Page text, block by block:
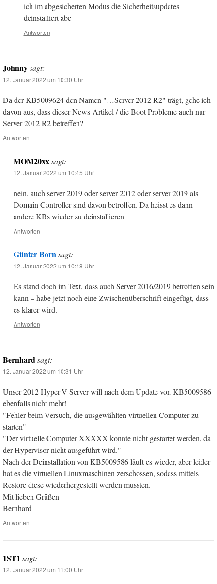
ich im abgesicherten Modus die Sicherheitsupdates
deinstalliert abe
Antworten
Johnnysagt:
12. Januar 2022 um 10:30 Uhr
Da der KB5009624 den Namen "…Server 2012 R2" trägt, gehe ich
davon aus, dass dieser News-Artikel / die Boot Probleme auch nur
Server 2012 R2 betreffen?
Antworten
MOM20xx sagt:
12. Januar 2022 um 10:45 Uhr
nein. auch server 2019 oder server 2012 oder server 2019 als
Domain Controller sind davon betroffen. Da heisst es dann
andere KBs wieder zu deinstallieren
Antworten
Günter Born sagt:
12. Januar 2022 um 10:48 Uhr
Es stand doch im Text, dass auch Server 2016/2019 betroffen sein
kann – habe jetzt noch eine Zwischenüberschrift eingefügt, dass
es klarer wird.
Antworten
Bernhardsagt:
12. Januar 2022 um 10:31 Uhr
Unser 2012 Hyper-V Server will nach dem Update von KB5009586
ebenfalls nicht mehr!
"Fehler beim Versuch, die ausgewählten virtuellen Computer zu
starten"
"Der virtuelle Computer XXXXX konnte nicht gestartet werden, da
der Hypervisor nicht ausgeführt wird."
Nach der Deinstallation von KB5009586 läuft es wieder, aber leider
hat es die virtuellen Linuxmaschinen zerschossen, sodass mittels
Restore diese wiederhergestellt werden mussten.
Mit lieben Grüßen
Bernhard
Antworten
1ST1 sagt:
12. Januar 2022 um 11:00 Uhr